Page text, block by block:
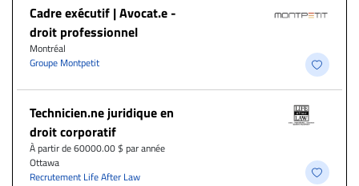
Cadre exécutif | Avocat.e -
droit professionnel
Montréal
Groupe Montpetit
Technicien.ne juridique en
droit corporatif
À partir de 60000.00 $ par année
Ottawa
Recrutement Life After Law